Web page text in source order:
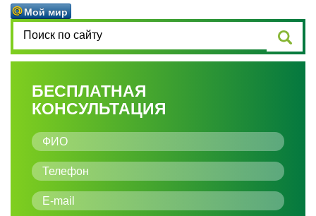
Мой мир
БЕСПЛАТНАЯ
КОНСУЛЬТАЦИЯ